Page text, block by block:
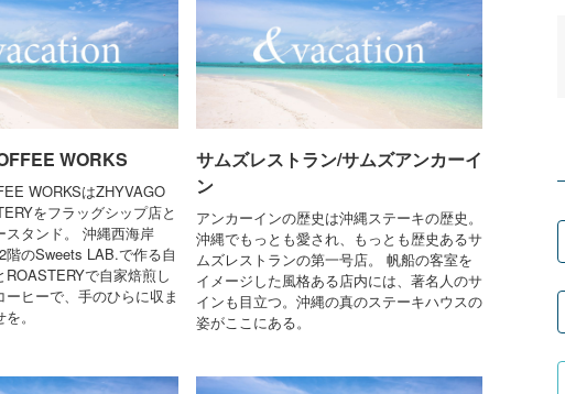
WORKS
WORKSはZHYVAGO
をフラッグシップ店と
スタンド。 沖縄西海岸
階のSweets LAB.で作る自
で自家焙煎し
ーヒーで、手のひらに収ま
。
サムズレストラン/サムズアンカーイ
ン
アンカーインの歴史は沖縄ステーキの歴史。
沖縄でもっとも愛され、もっとも歴史あるサ
ムズレストランの第一号店。 帆船の客室を
イメージした風格ある店内には、著名人のサ
インも目立つ。沖縄の真のステーキハウスの
姿がここにある。